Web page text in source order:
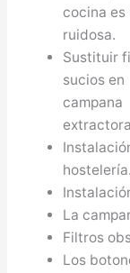
cocina es
ruidosa.
Sustituir
sucios en
campana
hostelería.
La
Filtros
Los